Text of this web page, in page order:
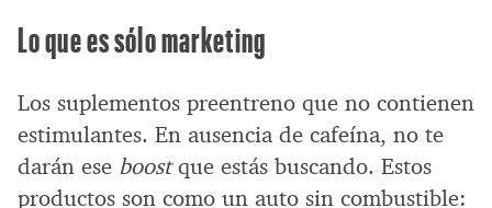
Lo que es sólo marketing
Los suplementos preentreno que no contienen
estimulantes. En ausencia de cafeína, no te
darán ese boostque estás buscando. Estos
productos son como un auto sin combustible: